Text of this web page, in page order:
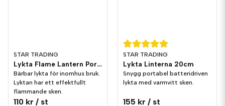
STAR TRADING
Lykta Flame Lantern Portabel Dekoration
Bärbar lykta för inomhus bruk.
Lyktan har ett effektfullt
flammande sken.
110 kr / st
STAR TRADING
Lykta Linterna 20cm
Snygg portabel batteridriven
lykta med varmvitt sken.
155 kr / st